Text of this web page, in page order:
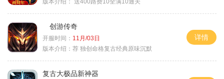
版本介绍： 送400路费10全满10通关
创游传奇
开服时间： 11月/03日
版本介绍： 荐 独创命格复古经典原味沉默
详情
复古大极品新神器